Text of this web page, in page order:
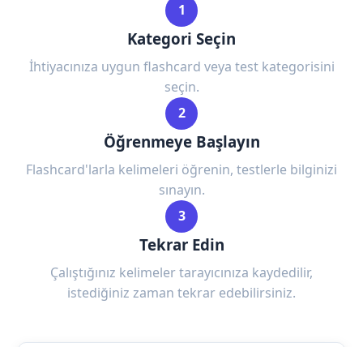
1
Kategori Seçin
İhtiyacınıza uygun flashcard veya test kategorisini
seçin.
2
Öğrenmeye Başlayın
Flashcard'larla kelimeleri öğrenin, testlerle bilginizi
sınayın.
3
Tekrar Edin
Çalıştığınız kelimeler tarayıcınıza kaydedilir,
istediğiniz zaman tekrar edebilirsiniz.